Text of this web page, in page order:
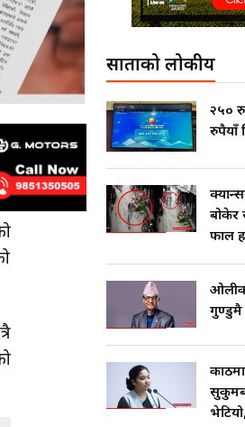
साताको लोकप्रीय
२५०
रुपैयाँ
बोकेर
फाल